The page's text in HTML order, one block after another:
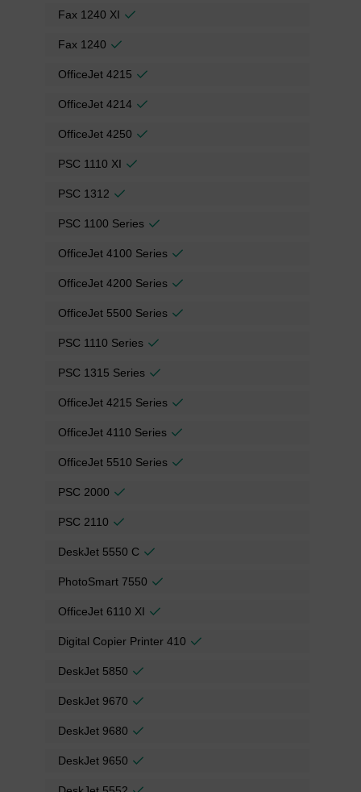
Fax 1240 XI
Fax 1240
OfficeJet 4215
OfficeJet 4214
OfficeJet 4250
PSC 1110 XI
PSC 1312
PSC 1100 Series
OfficeJet 4100 Series
OfficeJet 4200 Series
OfficeJet 5500 Series
PSC 1110 Series
PSC 1315 Series
OfficeJet 4215 Series
OfficeJet 4110 Series
OfficeJet 5510 Series
PSC 2000
PSC 2110
DeskJet 5550 C
PhotoSmart 7550
OfficeJet 6110 XI
Digital Copier Printer 410
DeskJet 5850
DeskJet 9670
DeskJet 9680
DeskJet 9650